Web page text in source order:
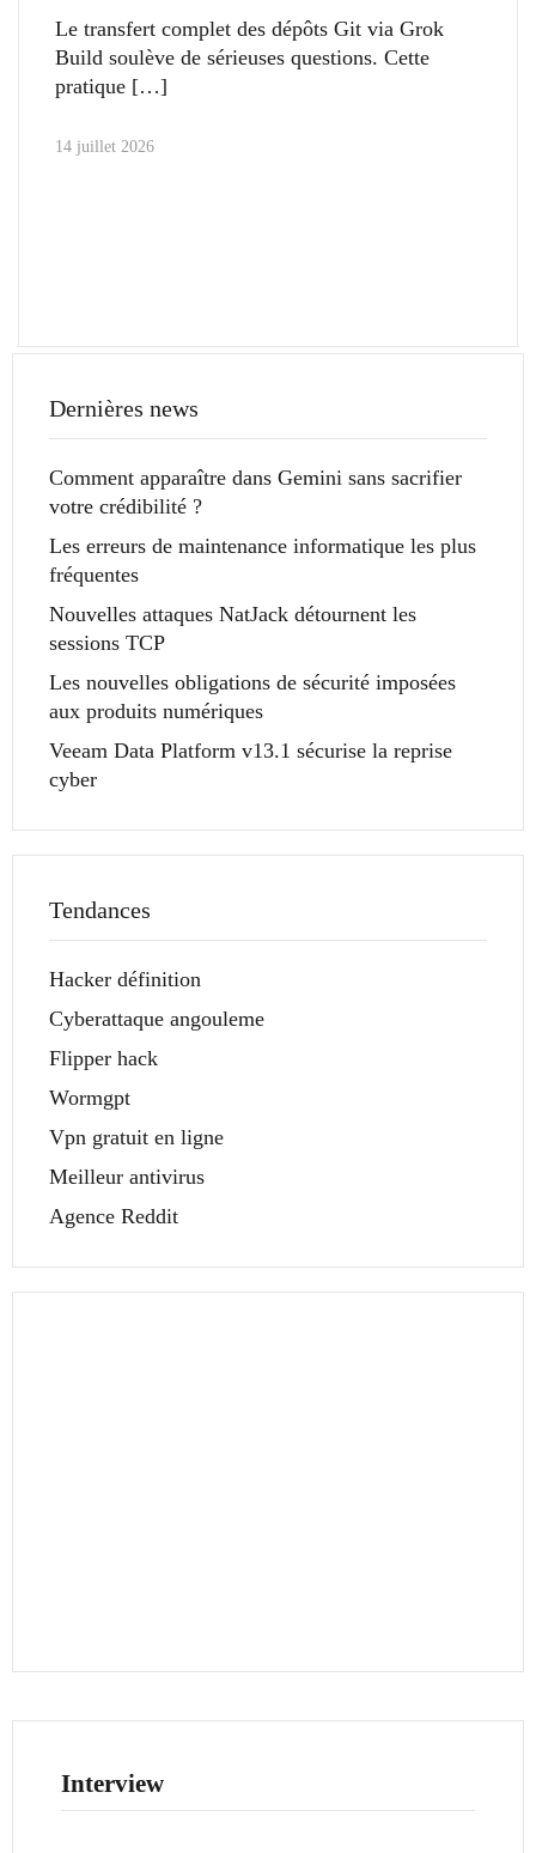
Le transfert complet des dépôts Git via Grok
Build soulève de sérieuses questions. Cette
pratique
14 juillet 2026
Dernières news
Comment apparaître dans Gemini sans sacrifier
votre crédibilité ?
Les erreurs de maintenance informatique les plus
fréquentes
Nouvelles attaques NatJack détournent les
sessions TCP
Les nouvelles obligations de sécurité imposées
aux produits numériques
Veeam Data Platform v13.1 sécurise la reprise
cyber
Tendances
Hacker définition
Cyberattaque angouleme
Flipper hack
Wormgpt
Vpn gratuit en ligne
Meilleur antivirus
Agence Reddit
Interview